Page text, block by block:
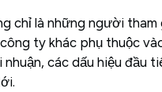
chỉ là những người tham
ty khác phụ thuộc
các dấu hiệu đầu